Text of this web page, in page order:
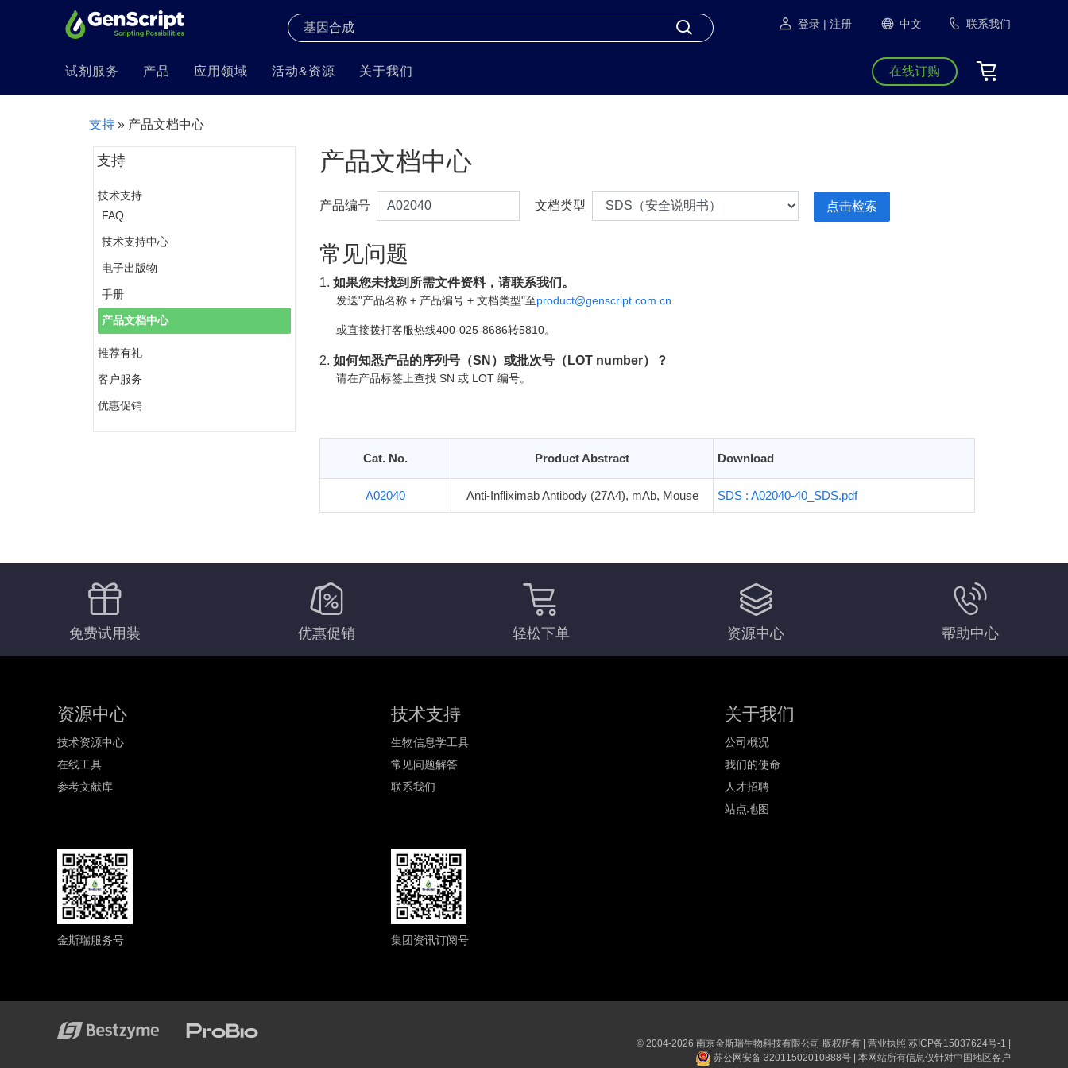
登录 | 注册 中文 联系我们
试剂服务 产品 应用领域 活动&资源 关于我们 在线订购
支持 » 产品文档中心
支持
技术支持
FAQ
技术支持中心
电子出版物
手册
产品文档中心
推荐有礼
客户服务
优惠促销
产品文档中心
产品编号 文档类型
常见问题
1. 如果您未找到所需文件资料，请联系我们。
发送"产品名称 + 产品编号 + 文档类型"至product@genscript.com.cn
或直接拨打客服热线400-025-8686转5810。
2. 如何知悉产品的序列号（SN）或批次号（LOT number）？
请在产品标签上查找 SN 或 LOT 编号。
Cat. No. Product Abstract Download
A02040 Anti-Infliximab Antibody (27A4), mAb, Mouse SDS : A02040-40_SDS.pdf
免费试用装 优惠促销 轻松下单 资源中心 帮助中心
资源中心
技术资源中心
在线工具
参考文献库
技术支持
生物信息学工具
常见问题解答
联系我们
关于我们
公司概况
我们的使命
人才招聘
站点地图
金斯瑞服务号 集团资讯订阅号
© 2004-2026 南京金斯瑞生物科技有限公司 版权所有 | 营业执照 苏ICP备15037624号-1 |
苏公网安备 32011502010888号
本网站所有信息仅针对中国地区客户